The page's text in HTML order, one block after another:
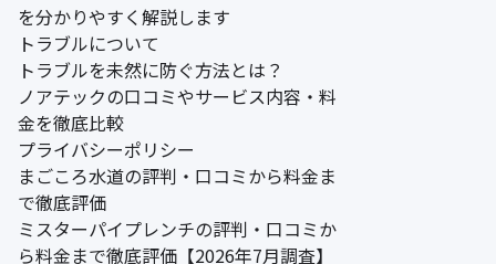
を分かりやすく解説します
トラブルについて
トラブルを未然に防ぐ方法とは？
ノアテックの口コミやサービス内容・料
金を徹底比較
プライバシーポリシー
まごころ水道の評判・口コミから料金ま
で徹底評価
ミスターパイプレンチの評判・口コミか
ら料金まで徹底評価【2026年7月調査】